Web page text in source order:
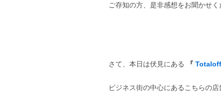
ご存知の方、是非感想をお聞かせく
さて、本日は伏見にある 『
ビジネス街の中心にあるこちらの